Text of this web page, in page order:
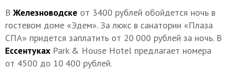
ВЖелезноводске от 3400 рублей обойдется ночь в
гостевом доме «Эдем». За люкс в санатории «Плаза
СПА» придется заплатить от 20 000 рублей за ночь. В
Ессентуках Park & House Hotel предлагает номера
от 4500 до 10 400 рублей.